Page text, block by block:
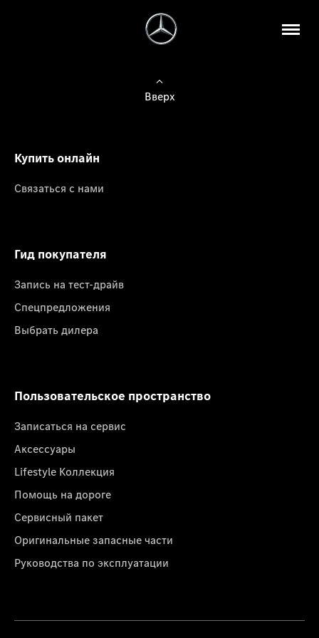
Вверх
Купить онлайн
Связаться с нами
Гид покупателя
Запись на тест-драйв
Спецпредложения
Выбрать дилера
Пользовательское пространство
Записаться на сервис
Аксессуары
Lifestyle Коллекция
Помощь на дороге
Сервисный пакет
Оригинальные запасные части
Руководства по эксплуатации